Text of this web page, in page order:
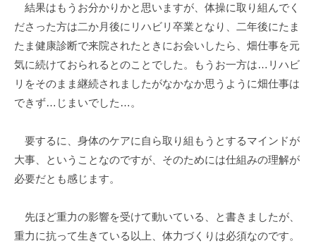
結果はもうお分かりかと思いますが、体操に取り組んでく
ださった方は二か月後にリハビリ卒業となり、二年後にたま
たま健康診断で来院されたときにお会いしたら、畑仕事を元
気に続けておられるとのことでした。もうお一方は…リハビ
リをそのまま継続されましたがなかなか思うように畑仕事は
できず…じまいでした…。
要するに、身体のケアに自ら取り組もうとするマインドが
大事、ということなのですが、そのためには仕組みの理解が
必要だとも感じます。
先ほど重力の影響を受けて動いている、と書きましたが、
重力に抗って生きている以上、体力づくりは必須なのです。